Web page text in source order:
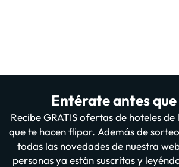
Entérate antes
Recibe GRATIS ofertas de hoteles de
que te hacen flipar. Además de
todas las novedades de nuestra
personas ya están suscritas y